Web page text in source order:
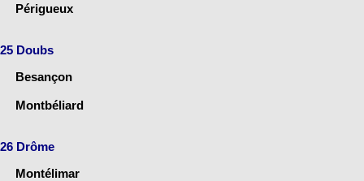
Périgueux
25 Doubs
Besançon
Montbéliard
26 Drôme
Montélimar